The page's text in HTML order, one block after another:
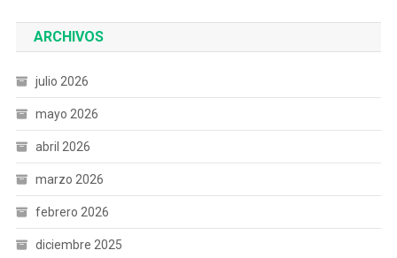
ARCHIVOS
julio 2026
mayo 2026
abril 2026
marzo 2026
febrero 2026
diciembre 2025